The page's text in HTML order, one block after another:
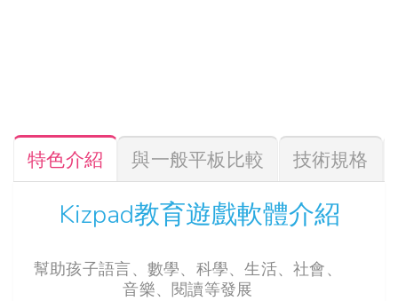
特色介紹 與一般平板比較 技術規格
Kizpad教育遊戲軟體介紹
幫助孩子語言、數學、科學、生活、社會、
音樂、閱讀等發展